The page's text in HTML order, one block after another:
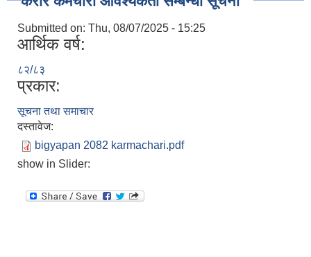
Submitted on: Thu, 08/07/2025 - 15:25
आर्थिक वर्ष:
८२/८३
प्रकार:
सूचना तथा समाचार
दस्तावेज:
bigyapan 2082 karmachari.pdf
show in Slider: